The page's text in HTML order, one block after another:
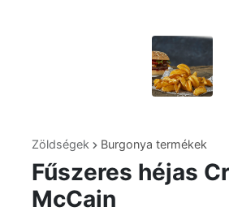
Zöldségek Burgonya termékek
Fűszeres héjas
McCain